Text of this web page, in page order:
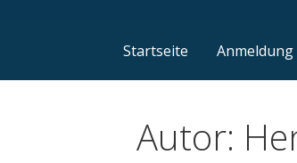
Startseite Anmeldung
Autor: